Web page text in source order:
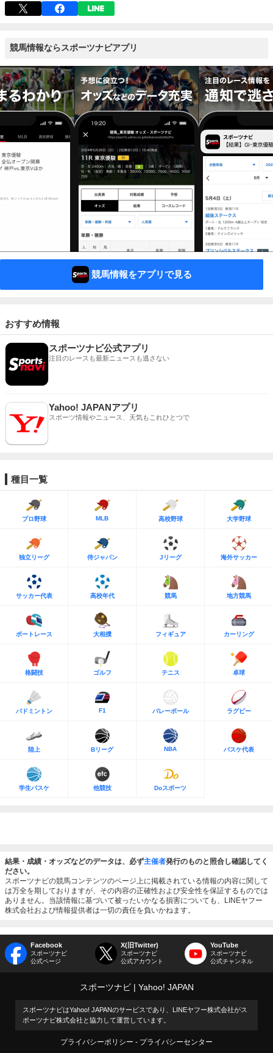
競馬情報ならスポーツナビアプリ
競馬情報をアプリで見る
おすすめ情報
スポーツナビ公式アプリ
注目のレースも最新ニュースも逃さない
Yahoo! JAPANアプリ
スポーツ情報やニュース、天気もこれひとつで
種目一覧
プロ野球 MLB 高校野球 大学野球
独立リーグ 侍ジャパン Jリーグ 海外サッカー
サッカー代表 高校年代 競馬 地方競馬
ボートレース 大相撲 フィギュア カーリング
格闘技 ゴルフ テニス 卓球
バドミントン F1 バレーボール ラグビー
陸上 Bリーグ NBA バスケ代表
学生バスケ 他競技 Doスポーツ
結果・成績・オッズなどのデータは、必ず主催者発行のものと照合し確認してく
ださい。
スポーツナビの競馬コンテンツのページ上に掲載されている情報の内容に関して
は万全を期しておりますが、その内容の正確性および安全性を保証するものでは
ありません。当該情報に基づいて被ったいかなる損害についても、LINEヤフー
株式会社および情報提供者は一切の責任を負いかねます。
Facebook
スポーツナビ
公式ページ
X(旧Twitter)
スポーツナビ
公式アカウント
YouTube
スポーツナビ
公式チャンネル
スポーツナビ Yahoo! JAPAN
スポーツナビはYahoo! JAPANのサービスであり、LINEヤフー株式会社がス
ポーツナビ株式会社と協力して運営しています。
プライバシーポリシー プライバシーセンター